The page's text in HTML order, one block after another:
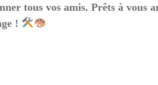
tous vos amis. Prêts à vous
!